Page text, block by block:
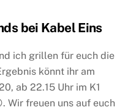
bei Kabel Eins
ich grillen für euch die
könnt ihr am
ab 22.15 Uhr im K1
Wir freuen uns auf euch